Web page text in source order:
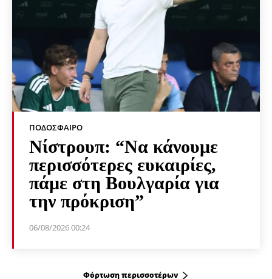
ΠΟΔΌΣΦΑΙΡΟ
Νίστρουπ: “Να κάνουμε
περισσότερες ευκαιρίες,
πάμε στη Βουλγαρία για
την πρόκριση”
06/08/2026 00:24
Φόρτωση περισσοτέρων